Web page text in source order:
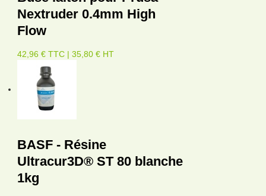
Nextruder 0.4mm High
Flow
42,96 € TTC | 35,80 € HT
BASF - Résine
Ultracur3D® ST 80 blanche
1kg